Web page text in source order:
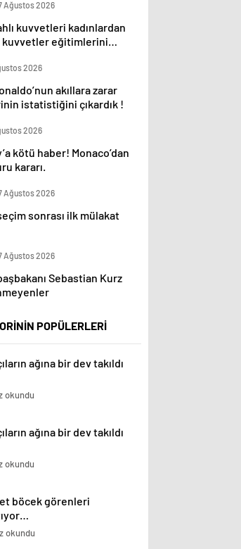
Ağustos 2026
kuvvetleri kadınlardan
kuvvetler eğitimlerini
2026
akıllara zarar
istatistiğini çıkardık !
2026
kötü haber! Monaco’dan
kararı.
Ağustos 2026
sonrası ilk mülakat
Ağustos 2026
Sebastian Kurz
POPÜLERLERİ
ağına bir dev takıldı
okundu
ağına bir dev takıldı
okundu
böcek görenleri
okundu